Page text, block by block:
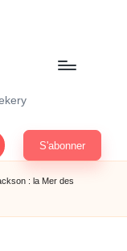
S'abonner
: la Mer des